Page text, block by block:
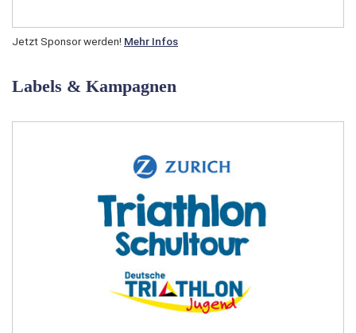
Jetzt Sponsor werden! Mehr Infos
Labels & Kampagnen